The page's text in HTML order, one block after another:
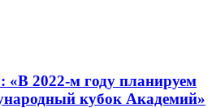
2022-м году планируем
кубок Академий»